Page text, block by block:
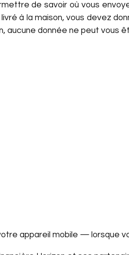
de savoir où vous
à la maison, vous devez
aucune donnée ne peut vous
appareil mobile — lorsque